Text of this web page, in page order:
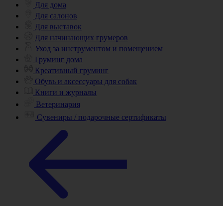
Для дома
Для салонов
Для выставок
Для начинающих грумеров
Уход за инструментом и помещением
Груминг дома
Креативный груминг
Обувь и аксессуары для собак
Книги и журналы
Ветеринария
Сувениры / подарочные сертификаты